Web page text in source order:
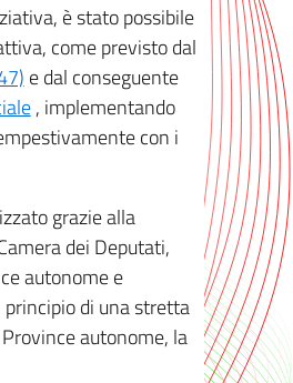
è stato possibile
come previsto dal
e dal conseguente
, implementando
con i
grazie alla
dei Deputati,
autonome e
di una stretta
autonome, la